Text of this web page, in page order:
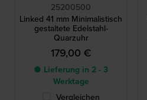
25200500
Linked 41 mm Minimalistisch
gestaltete Edelstahl-
Quarzuhr
179,00 €
● Lieferung in 2 - 3
Werktage
Vergleichen